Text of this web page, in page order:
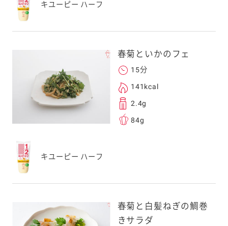
スマートフォン
ご利用ください。
ドメイン指定受信
します。
レスは、本サービ
。当社はこの情報
キユーピー ハーフ
春菊といかのフェ
15分
141kcal
2.4g
84g
キユーピー ハーフ
春菊と白髪ねぎの鯛巻
きサラダ